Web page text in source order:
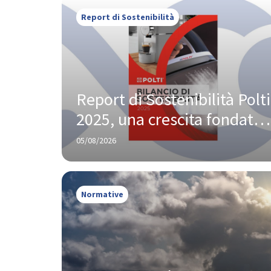
Report di Sostenibilità
Report di Sostenibilità Polti
2025, una crescita fondata
su innovazione e
responsabilità
05/08/2026
Normative